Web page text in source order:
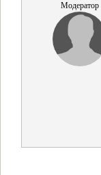
Модератор